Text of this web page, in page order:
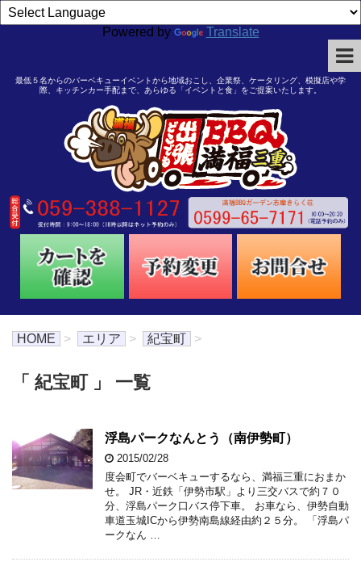
Powered by Translate
最低５名からのバーベキューイベントから地域おこし、企業祭、ケータリング、模擬店や学
際、キッチンカー手配まで、あらゆる「イベントと食」をご提案いたします。
HOME > エリア > 紀宝町 >
「 紀宝町 」 一覧
浮島パークなんとう（南伊勢町）
2015/02/28
度会町でバーベキューするなら、満福三重におまか
せ。 JR・近鉄「伊勢市駅」より三交バスで約７０
分、浮島パーク口バス停下車。 お車なら、伊勢自動
車道玉城ICから伊勢南島線経由約２５分。 「浮島パ
ークなん …